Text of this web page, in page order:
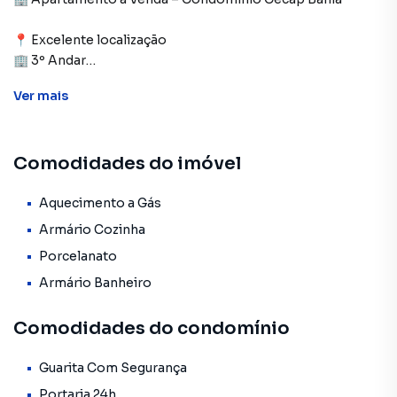
📍 Excelente localização
🏢 3º Andar
🛏️ 2 Quartos
🛋️ Sala
🗄️ Armários planejados na sala, sala de estar e nos 2
dormitórios
Ver mais
Comodidades do imóvel
Aquecimento a Gás
Armário Cozinha
Porcelanato
Armário Banheiro
Comodidades do condomínio
Guarita Com Segurança